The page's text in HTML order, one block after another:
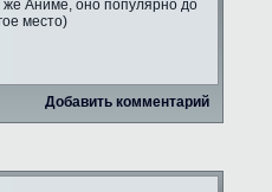
же Аниме, оно популярно до
место)
Добавить комментарий